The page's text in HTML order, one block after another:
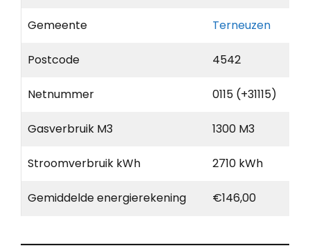
Gemeente Terneuzen
Postcode 4542
Netnummer 0115 (+31115)
Gasverbruik M3 1300 M3
Stroomverbruik kWh 2710 kWh
Gemiddelde energierekening €146,00